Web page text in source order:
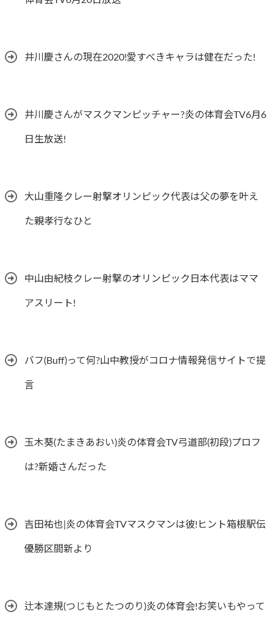
井川慶さんの現在2020!愛すべきキャラは健在だった!
井川慶さんがマスクマンピッチャー?炎の体育会TV6月6
日生放送!
大山重隆クレー射撃オリンピック代表は父の夢を叶え
た親孝行なひと
中山由紀枝クレー射撃のオリンピック日本代表はママ
アスリート!
バフ(Buff)って何?山中教授がコロナ情報発信サイトで提
言
玉木葵(たまきあおい)炎の体育会TV弓道部(初段)プロフ
は?新婚さんだった
吉田祐也|炎の体育会TVマスクマンは彼!ヒント箱根駅伝
優勝区間新より
辻本達規(つじもとたつのり)炎の体育会!お笑いもやって